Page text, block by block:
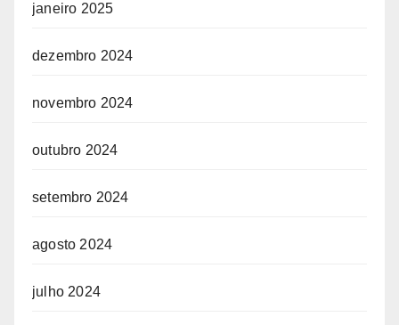
janeiro 2025
dezembro 2024
novembro 2024
outubro 2024
setembro 2024
agosto 2024
julho 2024